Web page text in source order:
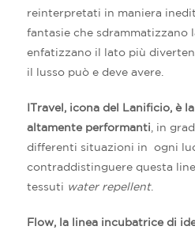
reinterpretati in maniera
fantasie che sdrammatizzano
enfatizzano il lato più
il lusso può e deve avere.
ITravel, icona del Lanificio, è
altamente performanti , in
differenti situazioni in ogni
contraddistinguere questa
tessuti water repellent.
Flow, la linea incubatrice di